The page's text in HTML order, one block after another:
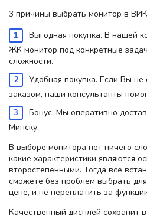
3 причины выбрать монитор в
Выгодная покупка. В нашей
ЖК монитор под конкретные
сложности.
Удобная покупка. Если Вы не
заказом, наши консультанты
Бонус. Мы оперативно
Минску.
В выборе монитора нет ничего
какие характеристики являются
второстепенными. Тогда всё
сможете без проблем выбрать
цене, и не переплатить за
Качественный дисплей сохранит